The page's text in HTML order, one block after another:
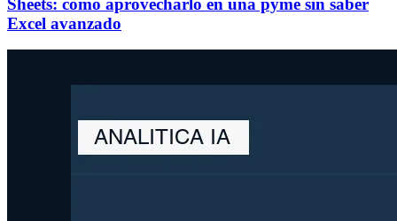
Sheets: cómo aprovecharlo en una pyme sin saber
Excel avanzado